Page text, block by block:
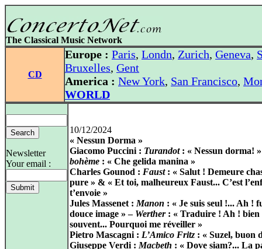
The Classical Music Network
CD
Europe : Paris, Londn, Zurich, Geneva,
Bruxelles, Gent
America : New York, San Francisco,
WORLD
Newsletter
Your email :
10/12/2024
« Nessun Dorma »
Giacomo Puccini : Turandot: « Nessun dorma!
bohème : « Che gelida manina »
Charles Gounod : Faust: « Salut ! Demeure
pure » & « Et toi, malheureux Faust... C’est
t’envoie »
Jules Massenet : Manon : « Je suis seul !... Ah !
douce image » – Werther: « Traduire ! Ah ! bien
souvent... Pourquoi me réveiller »
Pietro Mascagni : L’Amico Fritz : « Suzel, buon
Giuseppe Verdi : Macbeth : « Dove siam?... La